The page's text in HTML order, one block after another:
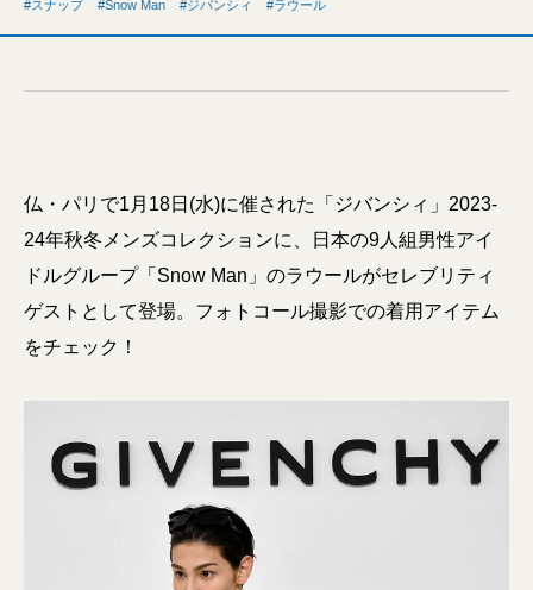
スナップ Snow Man ジバンシィ ラウール
仏・パリで1月18日(水)に催された「ジバンシィ」2023-
24年秋冬メンズコレクションに、日本の9人組男性アイ
ドルグループ「Snow Man」のラウールがセレブリティ
ゲストとして登場。フォトコール撮影での着用アイテム
をチェック！